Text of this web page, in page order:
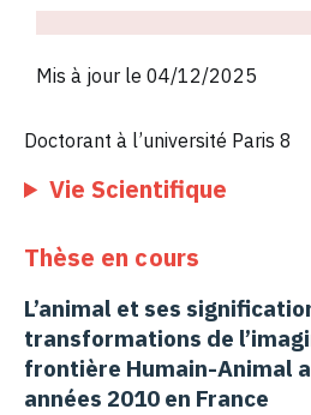
Doctorant à l’université Paris 8
Vie Scientifique
Thèse en cours
L’animal et ses
transformations de
frontière Humain-Animal
années 2010 en France
Mis à jour le 04/12/2025